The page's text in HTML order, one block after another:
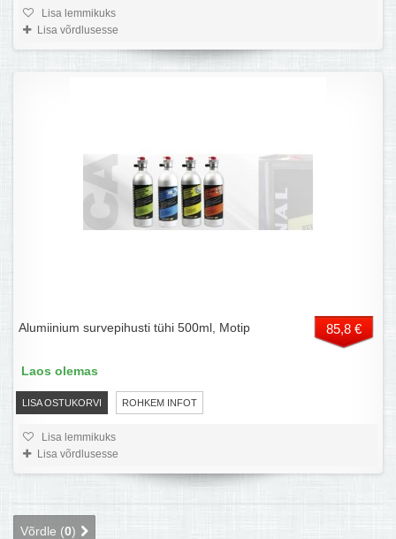
Lisa lemmikuks
Lisa võrdlusesse
Alumiinium survepihusti tühi 500ml, Motip 85,8 €
LISA OSTUKORVI ROHKEM INFOT
Laos olemas
Lisa lemmikuks
Lisa võrdlusesse
Võrdle (0)